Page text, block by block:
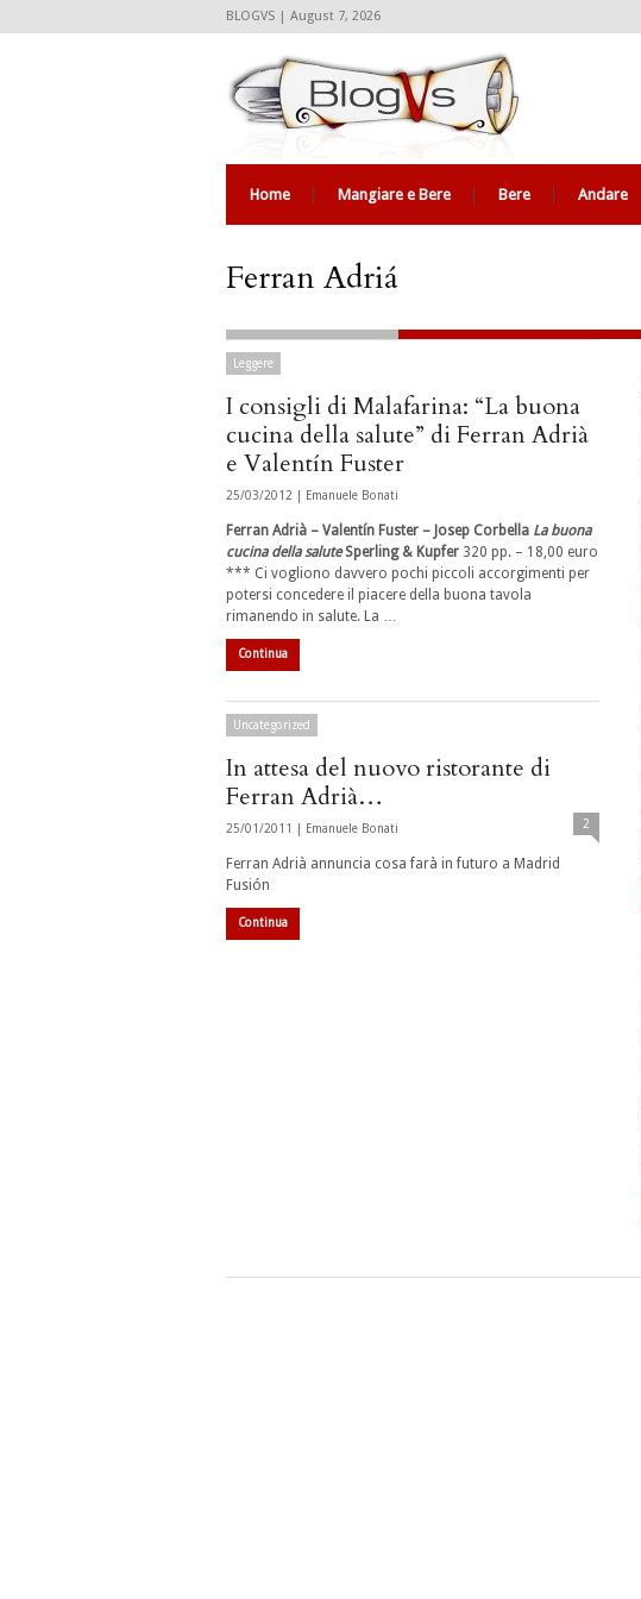
BLOGVS | August 7, 2026
Home Mangiare e Bere Bere Andare
Ferran Adriá
Leggere
I consigli di Malafarina: “La buona
cucina della salute” di Ferran Adrià
e Valentín Fuster
25/03/2012 | Emanuele Bonati
Ferran Adrià – Valentín Fuster – Josep Corbella La buona
cucina della salute Sperling & Kupfer 320 pp. – 18,00 euro
*** Ci vogliono davvero pochi piccoli accorgimenti per
potersi concedere il piacere della buona tavola
rimanendo in salute. La …
Continua
Uncategorized
In attesa del nuovo ristorante di
Ferran Adrià…
25/01/2011 | Emanuele Bonati 2
Ferran Adrià annuncia cosa farà in futuro a Madrid
Fusión
Continua